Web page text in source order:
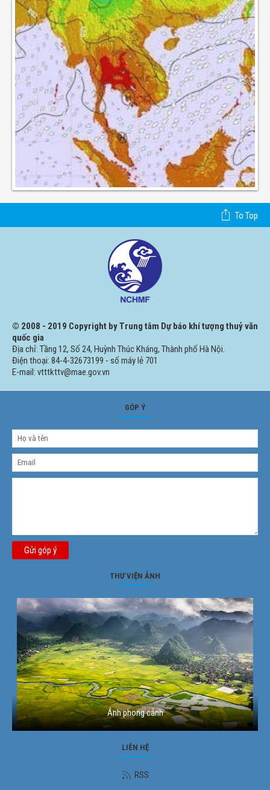
To Top
© 2008 - 2019 Copyright by Trung tâm Dự báo khí tượng thuỷ văn
quốc gia
Địa chỉ: Tầng 12, Số 24, Huỳnh Thúc Kháng, Thành phố Hà Nội.
Điện thoại: 84-4-32673199 - số máy lẻ 701
E-mail: vtttkttv@mae.gov.vn
GÓP Ý
Gửi góp ý
THƯ VIỆN ẢNH
Ảnh phong cảnh
LIÊN HỆ
RSS